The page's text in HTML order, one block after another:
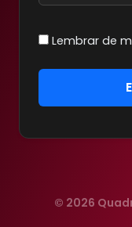
Lembrar de
© 2026